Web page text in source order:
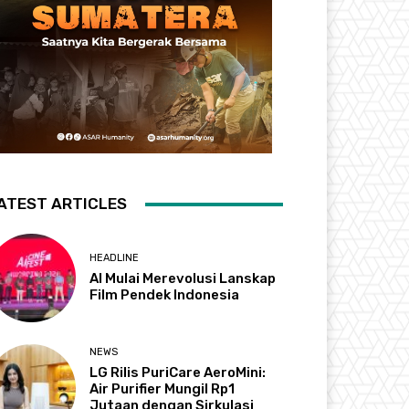
ARTICLES
HEADLINE
AI Mulai Merevolusi Lanskap
Film Pendek Indonesia
NEWS
LG Rilis PuriCare AeroMini:
Air Purifier Mungil Rp1